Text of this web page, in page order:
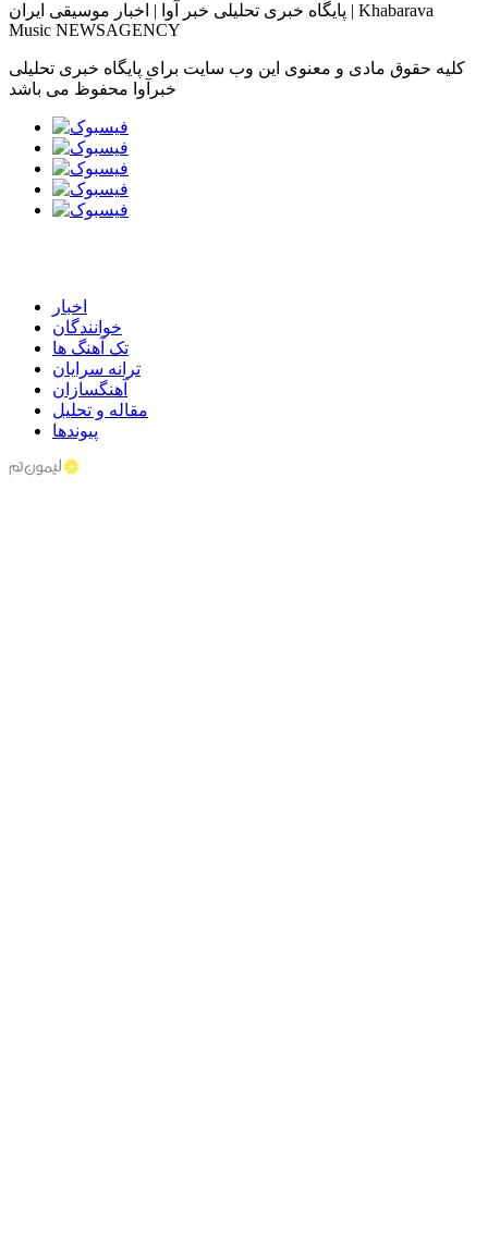
پایگاه خبری تحلیلی خبر آوا | اخبار موسیقی ایران | Khabarava
Music NEWSAGENCY
کلیه حقوق مادی و معنوی این وب سایت برای پایگاه خبری تحلیلی
خبرآوا محفوظ می باشد
اخبار
خوانندگان
تک آهنگ ها
ترانه سرایان
آهنگسازان
مقاله و تحلیل
پیوندها